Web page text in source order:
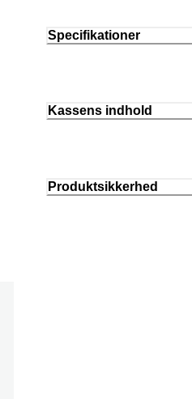
Specifikationer
Kassens indhold
Produktsikkerhed